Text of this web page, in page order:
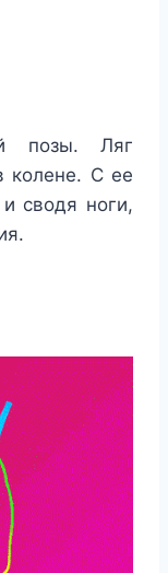
позы. Ляг
колене. С ее
сводя ноги,